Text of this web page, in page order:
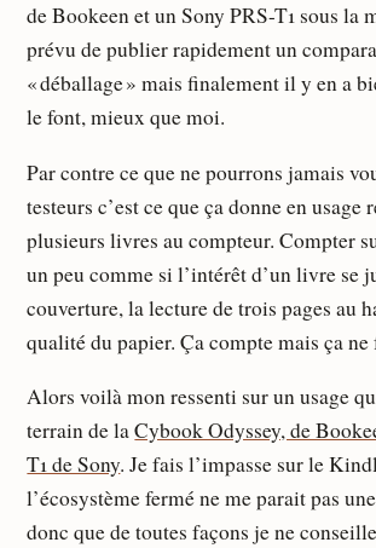
de Bookeen et un Sony PRS-T1 sous la
prévu de publier rapidement un
« déballage » mais finalement il y en a
le font, mieux que moi.
Par contre ce que ne pourrons jamais
testeurs c’est ce que ça donne en usage
plusieurs livres au compteur. Compter
un peu comme si l’intérêt d’un livre se
couverture, la lecture de trois pages au
qualité du papier. Ça compte mais ça
Alors voilà mon ressenti sur un usage
terrain de laCybook Odyssey, de
T1 de Sony. Je fais l’impasse sur le
l’écosystème fermé ne me parait pas
donc que de toutes façons je ne